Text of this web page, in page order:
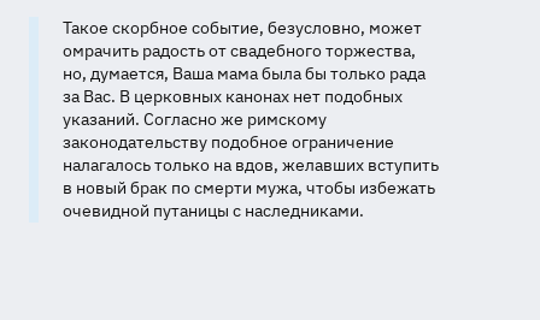
Такое скорбное событие, безусловно, может
омрачить радость от свадебного торжества,
но, думается, Ваша мама была бы только рада
за Вас. В церковных канонах нет подобных
указаний. Согласно же римскому
законодательству подобное ограничение
налагалось только на вдов, желавших вступить
в новый брак по смерти мужа, чтобы избежать
очевидной путаницы с наследниками.